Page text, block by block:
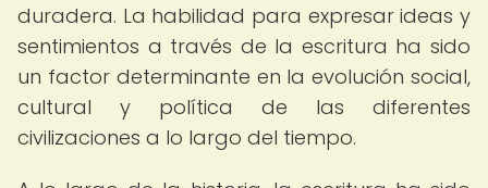
duradera. La habilidad para expresar ideas y
sentimientos a través de la escritura ha sido
un factor determinante en la evolución social,
cultural y política de las diferentes
civilizaciones a lo largo del tiempo.